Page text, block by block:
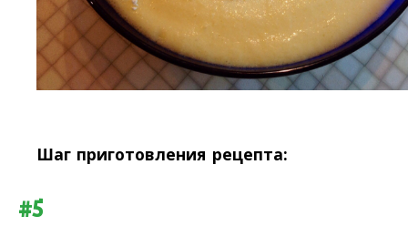
Шаг приготовления рецепта:
#5